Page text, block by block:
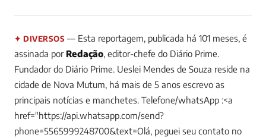
✦ DIVERSOS — Esta reportagem, publicada há 101 meses, é
assinada por Redação, editor-chefe do Diário Prime.
Fundador do Diário Prime. Ueslei Mendes de Souza reside na
cidade de Nova Mutum, há mais de 5 anos escrevo as
principais notícias e manchetes. Telefone/whatsApp :<a
href="https://api.whatsapp.com/send?
phone=5565999248700&text=Olá, peguei seu contato no